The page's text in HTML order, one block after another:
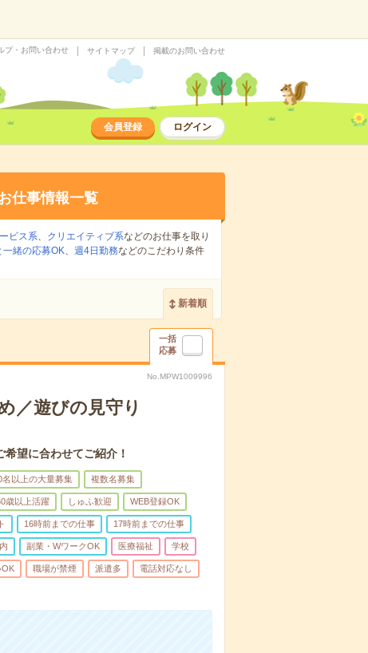
プ・お問い合わせ サイトマップ 掲載のお問い合わせ
会員登録 ログイン
仕事情報一覧
ビス系、 クリエイティブ系などのお仕事を取り
一緒の応募OK、 週4日勤務などのこだわり条件
新着順
一括
応募
No.MPW1009996
／遊びの見守り
望に合わせてご紹介！
名以上の大量募集 複数名募集
歳以上活躍 しゅふ歓迎 WEB登録OK
16時前までの仕事 17時前までの仕事
副業・WワークOK 医療福祉 学校
職場が禁煙 派遣多 電話対応なし